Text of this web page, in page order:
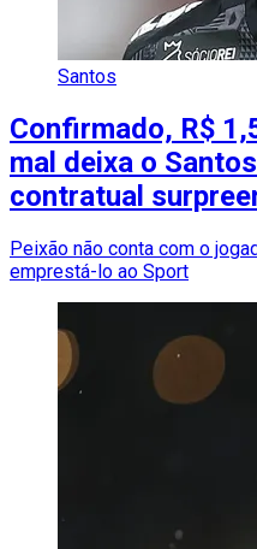
Santos
Confirmado, R$
mal deixa o
contratual
Peixão não conta com o
emprestá-lo ao Sport